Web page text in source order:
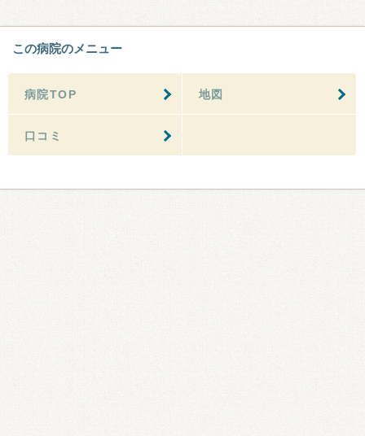
この病院のメニュー
病院TOP 地図
口コミ